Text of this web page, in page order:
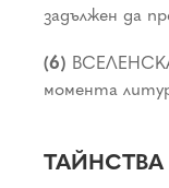
задължен да
(6)
момента
ТАЙНСТВА